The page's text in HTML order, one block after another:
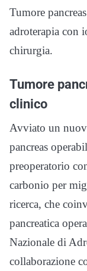
Tumore
adroterapia con
chirurgia.
Tumore
clinico
Avviato un
pancreas
preoperatorio
carbonio per
ricerca, che
pancreatica
Nazionale di
collaborazione